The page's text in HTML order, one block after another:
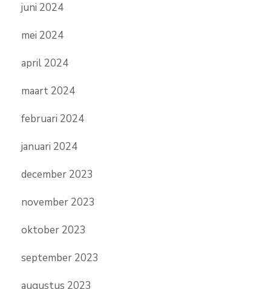
juni 2024
mei 2024
april 2024
maart 2024
februari 2024
januari 2024
december 2023
november 2023
oktober 2023
september 2023
augustus 2023